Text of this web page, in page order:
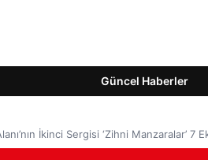
Güncel Haberler
İkinci Sergisi ‘Zihni Manzaralar’ 7